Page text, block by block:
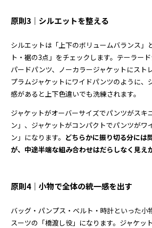
原則3｜シルエットを整える
シルエットは「上下のボリュームバランス」
ト・裾の3点」をチェックします。テーラー
パードパンツ、ノーカラージャケットにスト
プラムジャケットにワイドパンツのように、
感があると上下色違いでも洗練されます。
ジャケットがオーバーサイズでパンツがスキ
ン」、ジャケットがコンパクトでパンツがワ
ン」になります。 どちらかに振り切る分には
が、中途半端な組み合わせはだらしなく見え
原則4｜小物で全体の統一感を出す
バッグ・パンプス・ベルト・時計といった小
スーツの「橋渡し役」になります。ジャケッ